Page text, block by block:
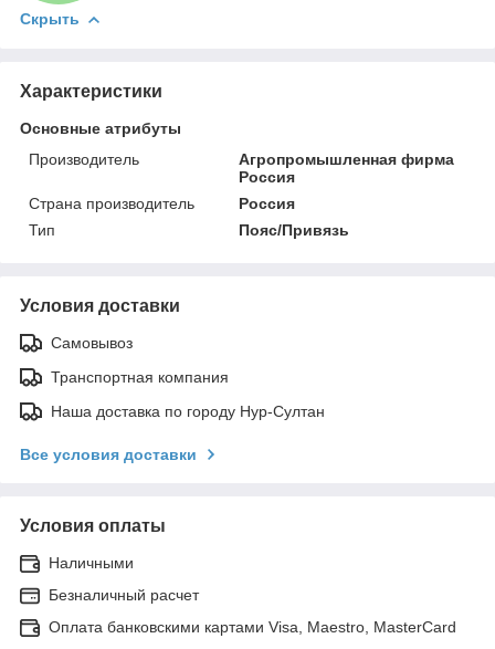
Скрыть
Характеристики
Основные атрибуты
Производитель
Агропромышленная фирма
Россия
Страна производитель
Россия
Тип
Пояс/Привязь
Условия доставки
Самовывоз
Транспортная компания
Наша доставка по городу Нур-Султан
Все условия доставки
Условия оплаты
Наличными
Безналичный расчет
Оплата банковскими картами Visa, Maestro, MasterCard